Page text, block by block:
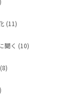
(11)
聞く (10)